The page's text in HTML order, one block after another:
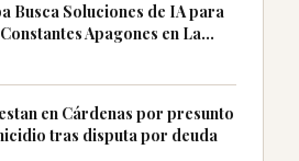
Busca Soluciones de IA para
Apagones en La
en Cárdenas por presunto
tras disputa por deuda